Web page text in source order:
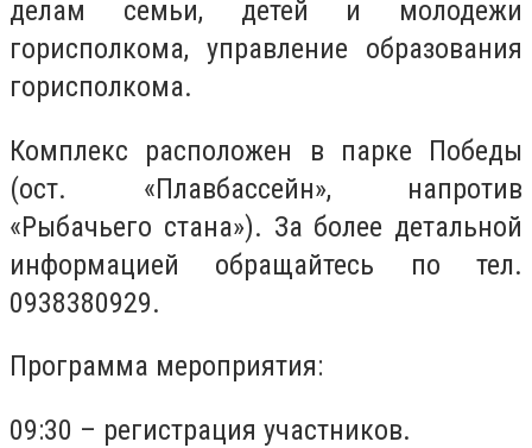
делам семьи, детей и молодежи
горисполкома, управление образования
горисполкома.
Комплекс расположен в парке Победы
(ост. «Плавбассейн», напротив
«Рыбачьего стана»). За более детальной
информацией обращайтесь по тел.
0938380929.
Программа мероприятия:
09:30 – регистрация участников.